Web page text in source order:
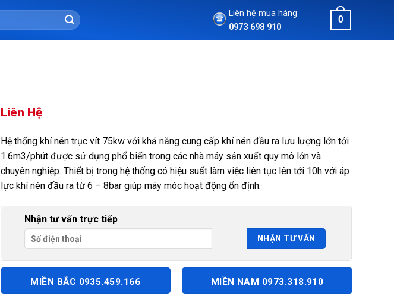
Liên hệ mua hàng
0973 698 910
0
Liên Hệ
Hệ thống khí nén trục vít 75kw với khả năng cung cấp khí nén đầu ra lưu lượng lớn tới
1.6m3/phút được sử dụng phổ biến trong các nhà máy sản xuất quy mô lớn và
chuyên nghiệp. Thiết bị trong hệ thống có hiệu suất làm việc liên tục lên tới 10h với áp
lực khí nén đầu ra từ 6 – 8bar giúp máy móc hoạt động ổn định.
Nhận tư vấn trực tiếp
MIỀN BẮC 0935.459.166 MIỀN NAM 0973.318.910